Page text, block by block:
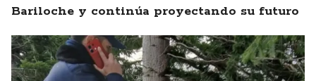
Bariloche y continúa proyectando su futuro